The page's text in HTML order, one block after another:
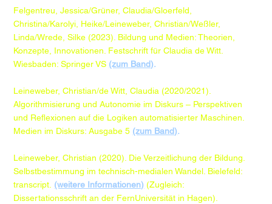
Felgentreu, Jessica/Grüner, Claudia/Gloerfeld,
Christina/Karolyi, Heike/Leineweber, Christian/Weßler,
Linda/Wrede, Silke (2023). Bildung und Medien: Theorien,
Konzepte, Innovationen. Festschrift für Claudia de Witt.
Wiesbaden: Springer VS (zum Band).
Leineweber, Christian/de Witt, Claudia (2020/2021).
Algorithmisierung und Autonomie im Diskurs – Perspektiven
und Reflexionen auf die Logiken automatisierter Maschinen.
Medien im Diskurs: Ausgabe 5 (zum Band).
Leineweber, Christian (2020). Die Verzeitlichung der Bildung.
Selbstbestimmung im technisch-medialen Wandel. Bielefeld:
transcript. (weitere Informationen) (Zugleich:
Dissertationsschrift an der FernUniversität in Hagen)​​​​​​​​.